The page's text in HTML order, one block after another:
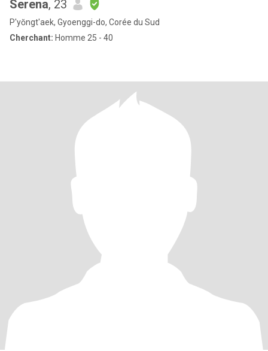
Serena, 23
P'yŏngt'aek, Gyoenggi-do, Corée du Sud
Cherchant: Homme 25 - 40